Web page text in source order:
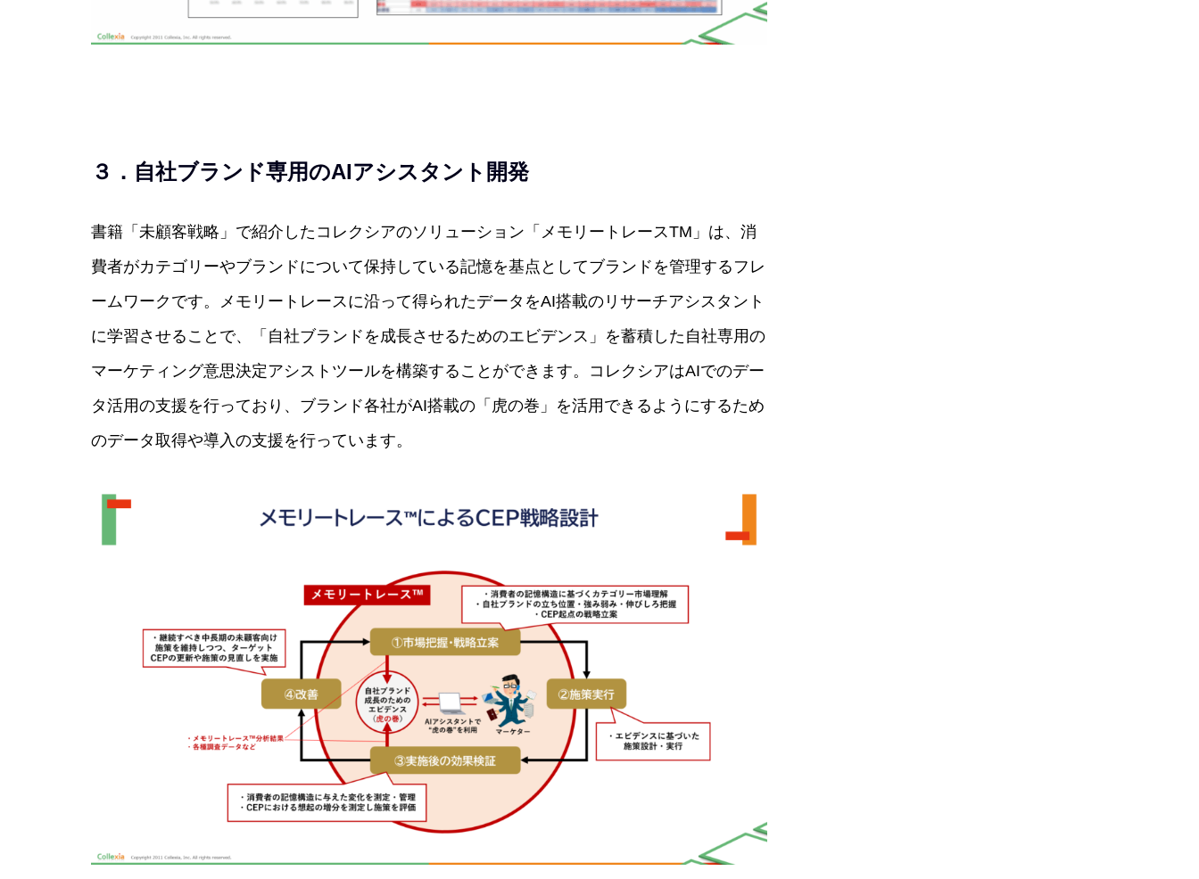
３．自社ブランド専用のAIアシスタント開発
書籍「未顧客戦略」で紹介したコレクシアのソリューション「メモリートレースTM」は、消
費者がカテゴリーやブランドについて保持している記憶を基点としてブランドを管理するフレ
ームワークです。メモリートレースに沿って得られたデータをAI搭載のリサーチアシスタント
に学習させることで、「自社ブランドを成長させるためのエビデンス」を蓄積した自社専用の
マーケティング意思決定アシストツールを構築することができます。コレクシアはAIでのデー
タ活用の支援を行っており、ブランド各社がAI搭載の「虎の巻」を活用できるようにするため
のデータ取得や導入の支援を行っています。